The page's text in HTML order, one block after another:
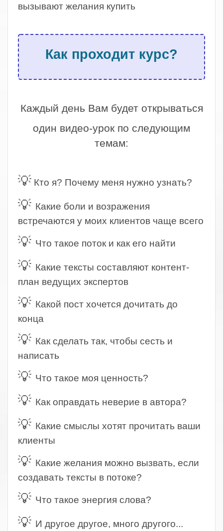
вызывают желания купить
Как проходит курс?
Каждый день Вам будет открываться
один видео-урок по следующим
темам:
💡 Кто я? Почему меня нужно узнать?
💡 Какие боли и возражения
встречаются у моих клиентов чаще всего
💡 Что такое поток и как его найти
💡 Какие тексты составляют контент-
план ведущих экспертов
💡 Какой пост хочется дочитать до
конца
💡 Как сделать так, чтобы сесть и
написать
💡 Что такое моя ценность?
💡 Как оправдать неверие в автора?
💡 Какие смыслы хотят прочитать ваши
клиенты
💡 Какие желания можно вызвать, если
создавать тексты в потоке?
💡 Что такое энергия слова?
💡 И другое другое, много другого...